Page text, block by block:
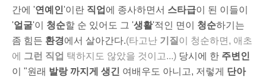
간에 '연예인'이란 직업 에 종사하면서 스타급이 된 이들이
'얼굴'이 청순할 순 있어도 그 '생활'적인 면이 청순하기는
좀 힘든 환경에서 살아간다.(타고난 기질 이 청순하면, 애초
에 그런 직업 택하지도 않았을 것이고...) 당시에 한 주변인
이 "원래 발랑 까지 게 생긴 여배우도 아니고, 저렇게 단아